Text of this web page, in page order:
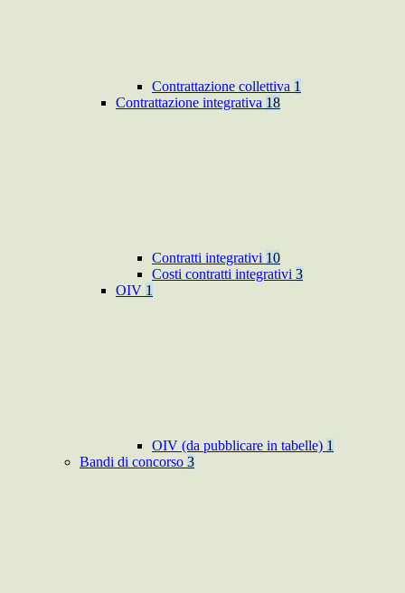
Contrattazione collettiva 1
Contrattazione integrativa 18
Contratti integrativi 10
Costi contratti integrativi 3
OIV 1
OIV (da pubblicare in tabelle) 1
Bandi di concorso 3